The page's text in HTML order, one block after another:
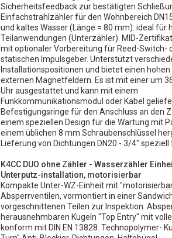
Sicherheitsfeedback zur bestätigten
Einfachstrahlzähler für den Wohnbereich
und kaltes Wasser (Länge = 80 mm): ideal für
Teilanwendungen (Unterzähler). MID-
mit optionaler Vorbereitung für Reed-Switch-
statischen Impulsgeber. Unterstützt
Installationspositionen und bietet einen
externen Magnetfeldern. Es ist mit einer um
Uhr ausgestattet und kann mit einem
Funkkommunikationsmodul oder Kabel
Befestigungsringe für den Anschluss an den
einem speziellen Design für die Wartung mit
einem üblichen 8 mm Schraubenschlüssel
Lieferung von Dichtungen DN20 - 3/4" speziell
K4CC DUO ohne Zähler - Wasserzähler
Unterputz-installation, motorisierbar
Kompakte Unter-WZ-Einheit mit
Absperrventilen, vormontiert in einer
vorgeschnittenen Teilen zur Inspektion.
herausnehmbaren Kugeln "Top Entry" mit
konform mit DIN EN 13828. Technopolymer-